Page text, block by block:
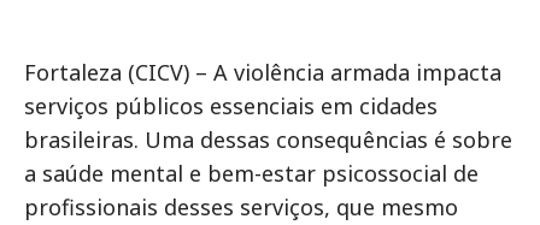
Fortaleza (CICV) – A violência armada impacta
serviços públicos essenciais em cidades
brasileiras. Uma dessas consequências é sobre
a saúde mental e bem-estar psicossocial de
profissionais desses serviços, que mesmo